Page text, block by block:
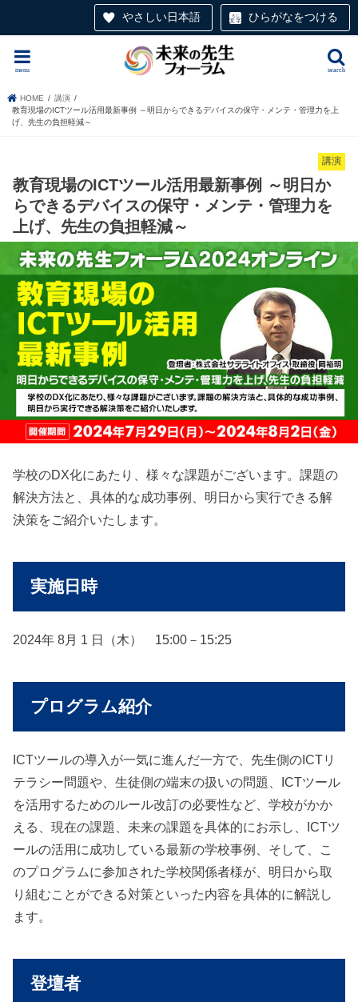
やさしい日本語 ひらがなをつける
search
menu
HOME
講演
教育現場のICTツール活用最新事例 ～明日からできるデバイスの保守・メンテ・管理力を上
げ、先生の負担軽減～
講演
教育現場のICTツール活用最新事例 ～明日か
らできるデバイスの保守・メンテ・管理力を
上げ、先生の負担軽減～
学校のDX化にあたり、様々な課題がございます。課題の
解決方法と、具体的な成功事例、明日から実行できる解
決策をご紹介いたします。
実施日時
2024年 8月 1 日（木） 15:00－15:25
プログラム紹介
ICTツールの導入が一気に進んだ一方で、先生側のICTリ
テラシー問題や、生徒側の端末の扱いの問題、ICTツール
を活用するためのルール改訂の必要性など、学校がかか
える、現在の課題、未来の課題を具体的にお示し、ICTツ
ールの活用に成功している最新の学校事例、そして、こ
のプログラムに参加された学校関係者様が、明日から取
り組むことができる対策といった内容を具体的に解説し
ます。
登壇者